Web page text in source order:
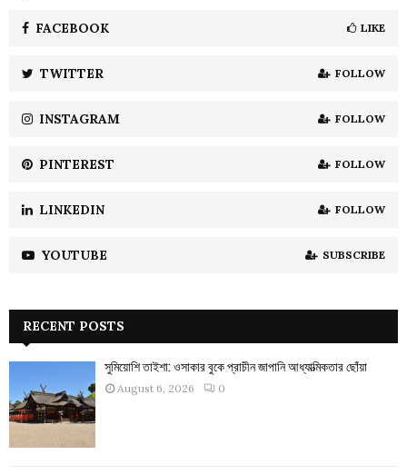
H
FACEBOOK LIKE
TWITTER FOLLOW
INSTAGRAM FOLLOW
PINTEREST FOLLOW
LINKEDIN FOLLOW
YOUTUBE SUBSCRIBE
RECENT POSTS
সুমিয়োশি তাইশা: ওসাকার বুকে প্রাচীন জাপানি আধ্যাত্মিকতার ছোঁয়া
August 6, 2026 0